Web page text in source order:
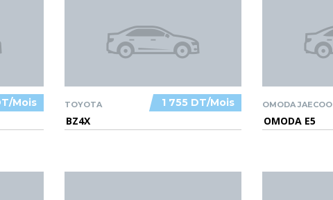
Mois 1 755 DT/Mois
TOYOTA
BZ4X
OMODA JAECOO
OMODA E5